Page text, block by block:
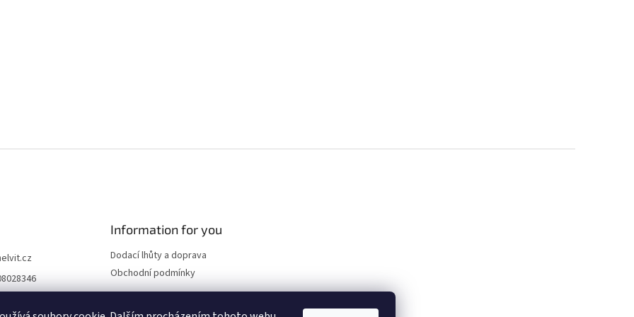
Information for you
Dodací lhůty a doprava
Obchodní podmínky